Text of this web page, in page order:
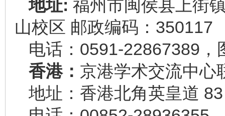
地址: 福州市闽侯县上街
山校区 邮政编码：350117
电话：0591-22867389
香港： 京港学术交流中心
地址：香港北角英皇道